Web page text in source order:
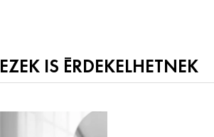
EZEK IS ÉRDEKELHETNEK